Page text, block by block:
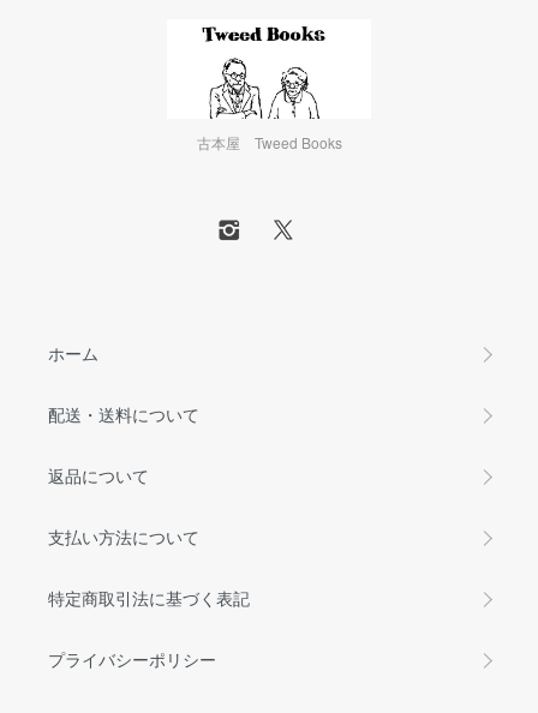
古本屋 Tweed Books
ホーム
配送・送料について
返品について
支払い方法について
特定商取引法に基づく表記
プライバシーポリシー